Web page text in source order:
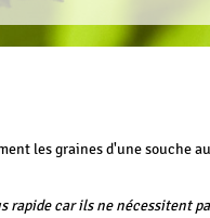
les graines d'une souche
car ils ne nécessitent